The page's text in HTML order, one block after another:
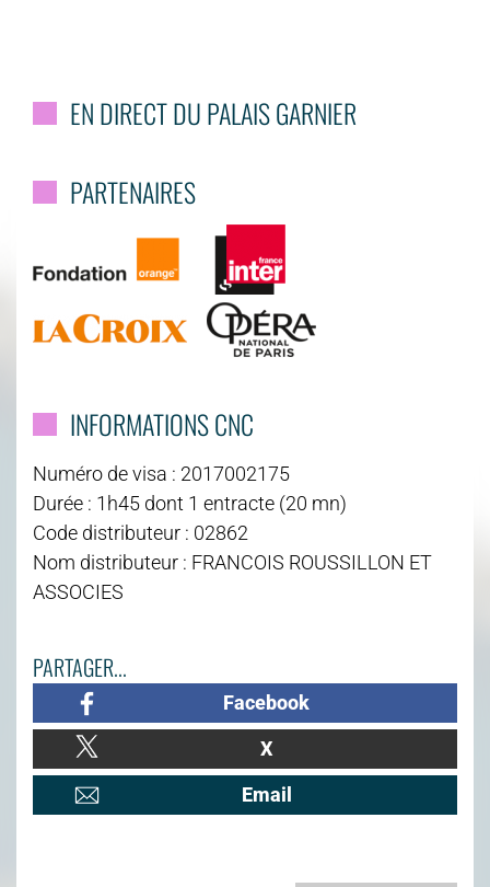
EN DIRECT DU PALAIS GARNIER
PARTENAIRES
INFORMATIONS CNC
Numéro de visa : 2017002175
Durée : 1h45 dont 1 entracte (20 mn)
Code distributeur : 02862
Nom distributeur : FRANCOIS ROUSSILLON ET
ASSOCIES
PARTAGER...
Facebook
X
Email